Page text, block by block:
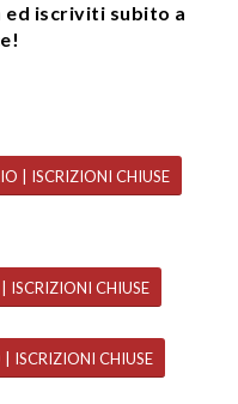
ed iscriviti subito a
| ISCRIZIONI CHIUSE
ISCRIZIONI CHIUSE
ISCRIZIONI CHIUSE